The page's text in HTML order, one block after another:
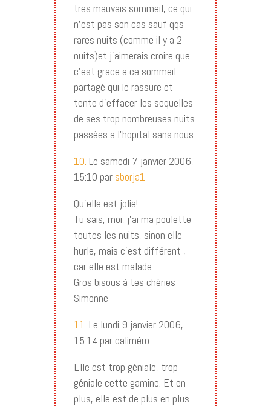
tres mauvais sommeil, ce qui
n’est pas son cas sauf qqs
rares nuits (comme il y a 2
nuits)et j’aimerais croire que
c’est grace a ce sommeil
partagé qui le rassure et
tente d’effacer les sequelles
de ses trop nombreuses nuits
passées a l’hopital sans nous.
10. Le samedi 7 janvier 2006,
15:10 par sborja1
Qu’elle est jolie!
Tu sais, moi, j’ai ma poulette
toutes les nuits, sinon elle
hurle, mais c’est différent ,
car elle est malade.
Gros bisous à tes chéries
Simonne
11. Le lundi 9 janvier 2006,
15:14 par caliméro
Elle est trop géniale, trop
géniale cette gamine. Et en
plus, elle est de plus en plus